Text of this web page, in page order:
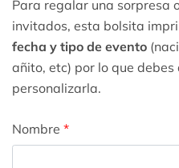
Para regalar una sorpresa
invitados, esta bolsita
fecha y tipo de evento
añito, etc) por lo que
personalizarla.
Nombre *